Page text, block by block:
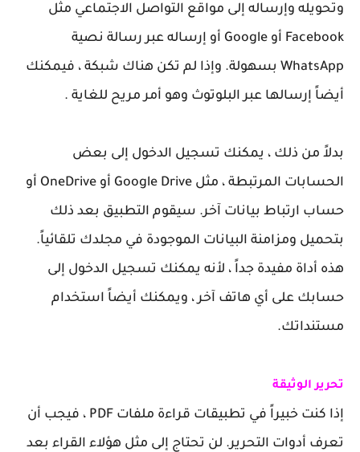
وتحويله وإرساله إلى مواقع التواصل الاجتماعي مثل
Facebook أو Google أو إرساله عبر رسالة نصية
WhatsApp بسهولة. وإذا لم تكن هناك شبكة ، فيمكنك
أيضاً إرسالها عبر البلوتوث وهو أمر مريح للغاية .
بدلاً من ذلك ، يمكنك تسجيل الدخول إلى بعض
الحسابات المرتبطة ، مثل Google Drive أو OneDrive أو
حساب ارتباط بيانات آخر. سيقوم التطبيق بعد ذلك
بتحميل ومزامنة البيانات الموجودة في مجلدك تلقائياً.
هذه أداة مفيدة جداً ، لأنه يمكنك تسجيل الدخول إلى
حسابك على أي هاتف آخر ، ويمكنك أيضاً استخدام
مستنداتك.
تحرير الوثيقة
إذا كنت خبيراً في تطبيقات قراءة ملفات PDF ، فيجب أن
تعرف أدوات التحرير. لن تحتاج إلى مثل هؤلاء القراء بعد